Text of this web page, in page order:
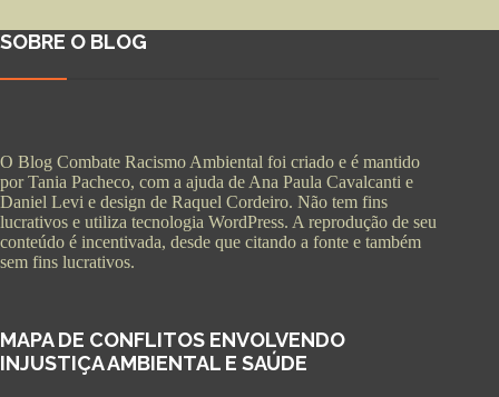
SOBRE O BLOG
O Blog Combate Racismo Ambiental foi criado e é mantido
por Tania Pacheco, com a ajuda de Ana Paula Cavalcanti e
Daniel Levi e design de Raquel Cordeiro. Não tem fins
lucrativos e utiliza tecnologia WordPress. A reprodução de seu
conteúdo é incentivada, desde que citando a fonte e também
sem fins lucrativos.
MAPA DE CONFLITOS ENVOLVENDO
INJUSTIÇA AMBIENTAL E SAÚDE